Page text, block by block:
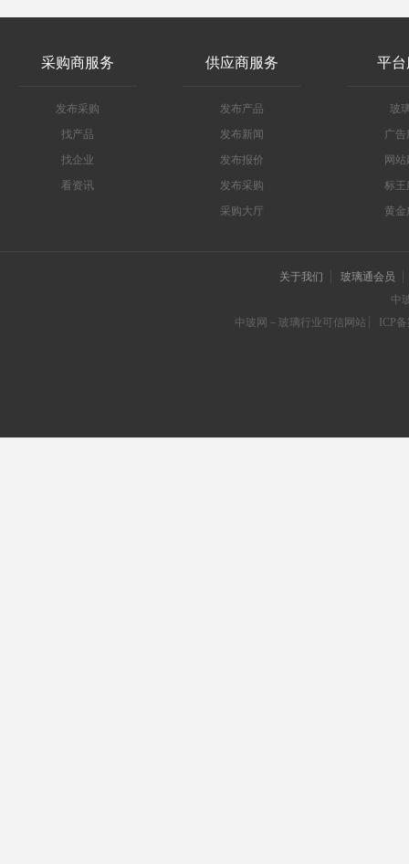
采购商服务
发布采购
找产品
找企业
看资讯
供应商服务
发布产品
发布新闻
发布报价
发布采购
采购大厅
平
玻
广告
网
标王
黄金
关于我们
玻璃通会员
中
中玻网－玻璃行业可信网站
ICP